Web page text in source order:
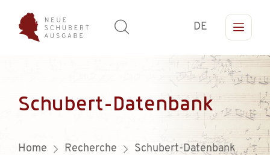
DE
Schubert-Datenbank
Home Recherche Schubert-Datenbank